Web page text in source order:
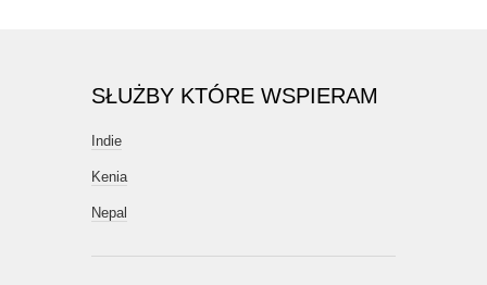
SŁUŻBY KTÓRE WSPIERAM
Indie
Kenia
Nepal